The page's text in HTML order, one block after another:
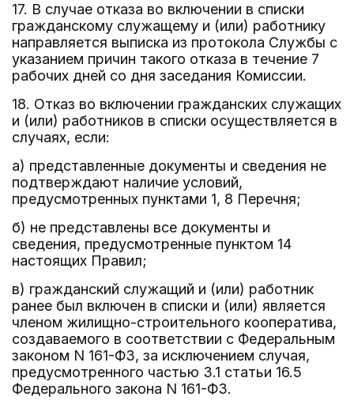
17. В случае отказа во включении в списки
гражданскому служащему и (или) работнику
направляется выписка из протокола Службы с
указанием причин такого отказа в течение 7
рабочих дней со дня заседания Комиссии.
18. Отказ во включении гражданских служащих
и (или) работников в списки осуществляется в
случаях, если:
а) представленные документы и сведения не
подтверждают наличие условий,
предусмотренных пунктами 1, 8 Перечня;
б) не представлены все документы и
сведения, предусмотренные пунктом 14
настоящих Правил;
в) гражданский служащий и (или) работник
ранее был включен в списки и (или) является
членом жилищно-строительного кооператива,
создаваемого в соответствии с Федеральным
законом N 161-ФЗ, за исключением случая,
предусмотренного частью 3.1 статьи 16.5
Федерального закона N 161-ФЗ.